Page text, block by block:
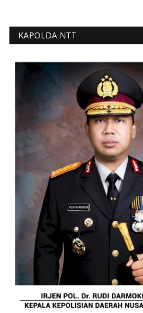
KAPOLDA NTT